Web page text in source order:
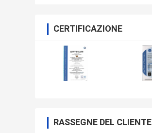
CERTIFICAZIONE
RASSEGNE DEL CLIENTE